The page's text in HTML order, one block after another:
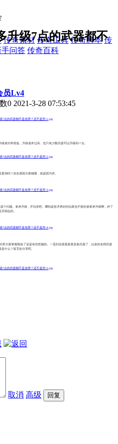
传奇素材 传奇工具 传奇脚本 传
手问答 传奇百科
升级7点的武器都不
员Lv4
0 2021-3-28 07:53:45
成功率很低，升级成本过高，也只有少数武器可以升级到+7点。
强吗？其实原因大家都懂，就是因为穷。
个问题。拿来升级，开玩笑吧。哪怕是技术再好的玩家也不敢轻易拿来升级啊，碎了
得起的。
大家掌握熟练了还是有些把握的。一直到后面更新更多新武器了，以前的名牌武器
什么？留言处分享吧。
取消 高级